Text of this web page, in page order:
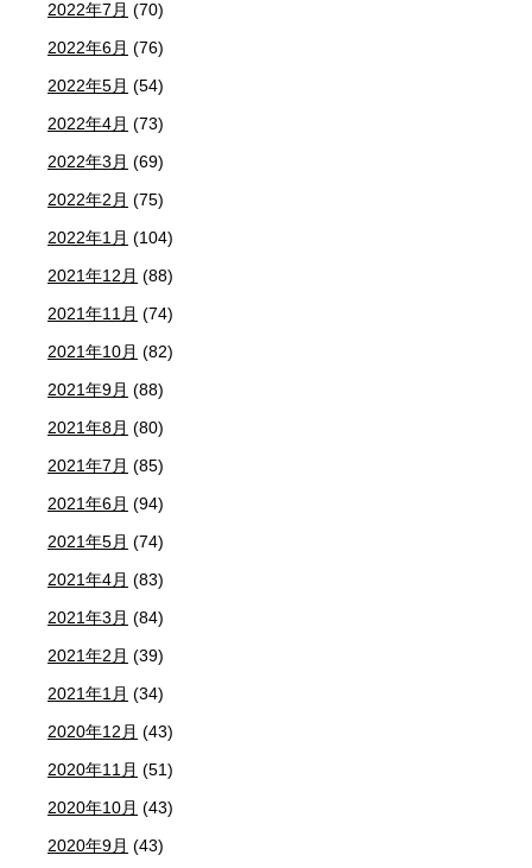
2022年7月 (70)
2022年6月 (76)
2022年5月 (54)
2022年4月 (73)
2022年3月 (69)
2022年2月 (75)
2022年1月 (104)
2021年12月 (88)
2021年11月 (74)
2021年10月 (82)
2021年9月 (88)
2021年8月 (80)
2021年7月 (85)
2021年6月 (94)
2021年5月 (74)
2021年4月 (83)
2021年3月 (84)
2021年2月 (39)
2021年1月 (34)
2020年12月 (43)
2020年11月 (51)
2020年10月 (43)
2020年9月 (43)